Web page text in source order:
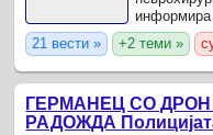
информира
21 вести » +2 теми »
ГЕРМАНЕЦ СО
РАДОЖДА